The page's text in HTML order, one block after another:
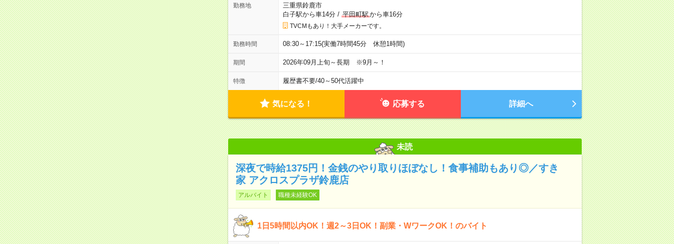
勤務地
三重県鈴鹿市
白子駅から車14分/ 平田町駅から車16分
TVCMもあり！大手メーカーです。
勤務時間 08:30～17:15(実働7時間45分 休憩1時間)
期間 2026年09月上旬～長期 ※9月～！
特徴 履歴書不要/40～50代活躍中
気になる！ 応募する 詳細へ
未読
深夜で時給1375円！金銭のやり取りほぼなし！食事補助もあり◎／すき
家 アクロスプラザ鈴鹿店
アルバイト 職種未経験OK
1日5時間以内OK！週2～3日OK！副業・WワークOK！のバイト